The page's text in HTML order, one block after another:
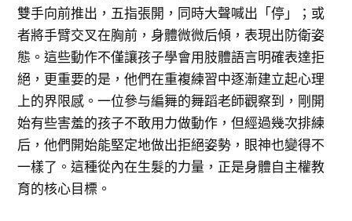
雙手向前推出，五指張開，同時大聲喊出「停」；或
者將手臂交叉在胸前，身體微微后傾，表現出防衛姿
態。這些動作不僅讓孩子學會用肢體語言明確表達拒
絕，更重要的是，他們在重複練習中逐漸建立起心理
上的界限感。一位參与編舞的舞蹈老師觀察到，剛開
始有些害羞的孩子不敢用力做動作，但經過幾次排練
后，他們開始能堅定地做出拒絕姿勢，眼神也變得不
一樣了。這種從內在生髮的力量，正是身體自主權教
育的核心目標。